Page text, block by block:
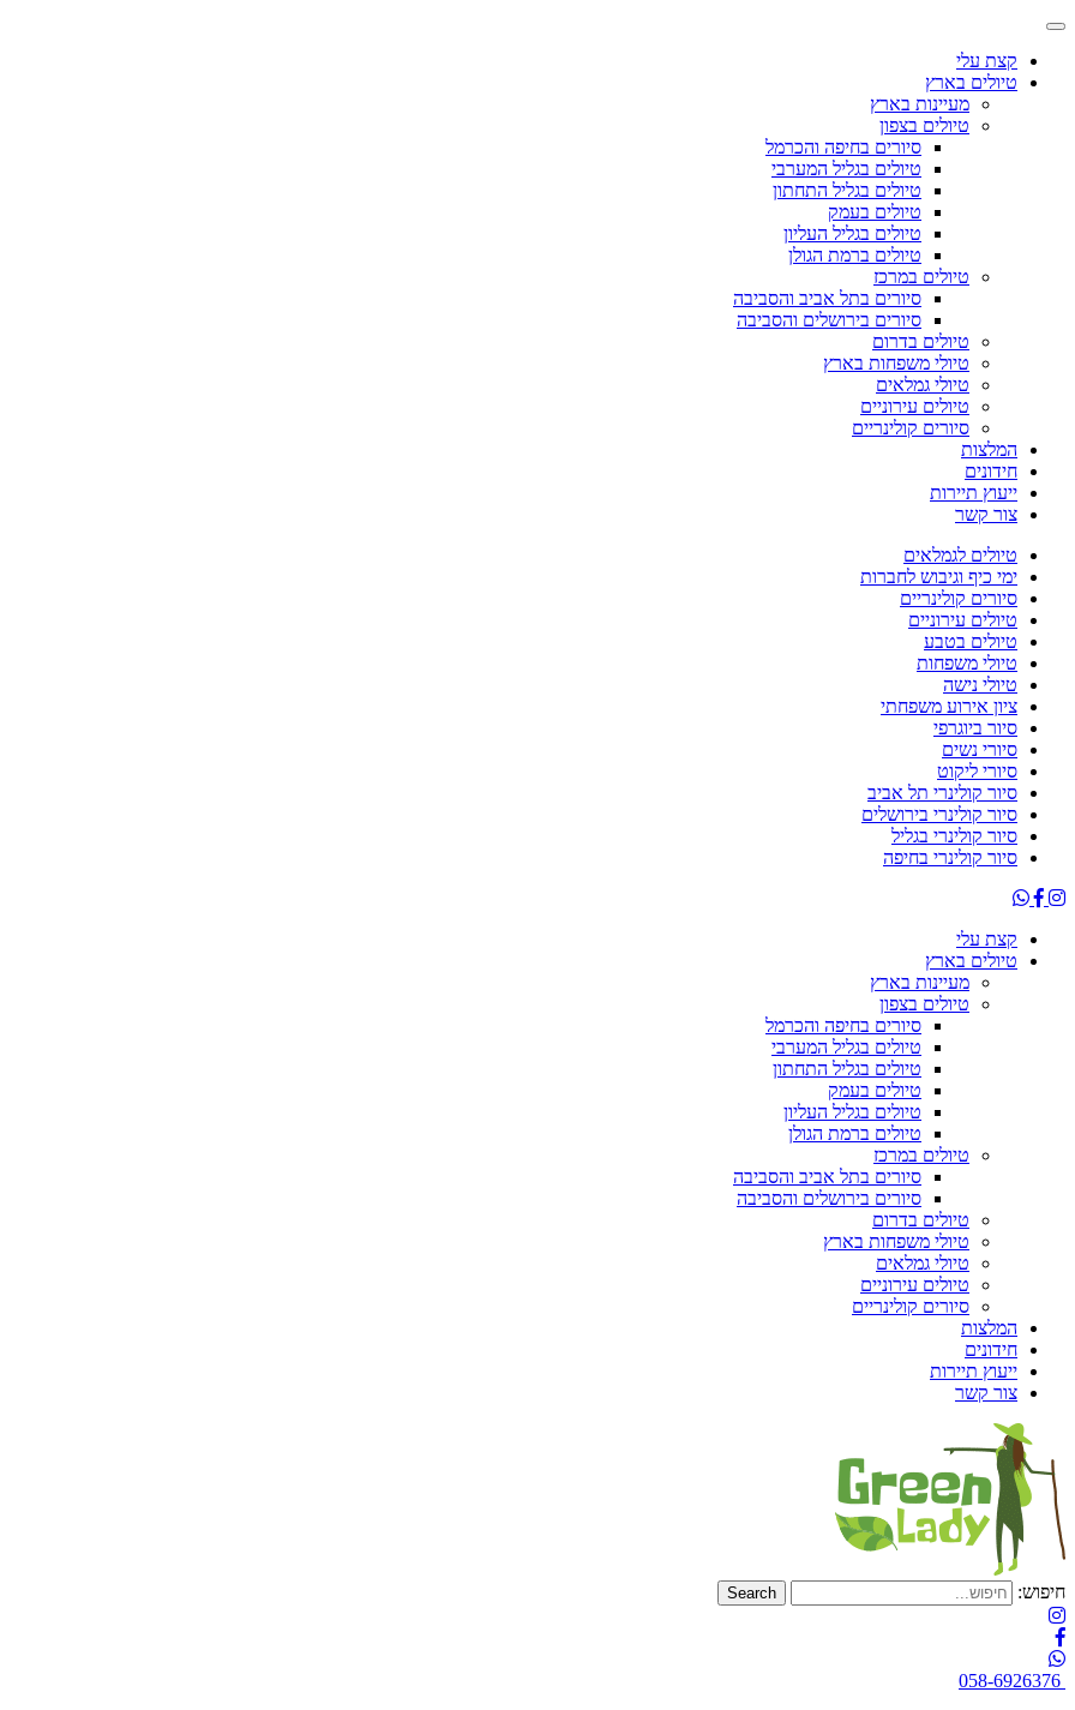
קצת עלי
טיולים בארץ
מעיינות בארץ
טיולים בצפון
סיורים בחיפה והכרמל
טיולים בגליל המערבי
טיולים בגליל התחתון
טיולים בעמק
טיולים בגליל העליון
טיולים ברמת הגולן
טיולים במרכז
סיורים בתל אביב והסביבה
סיורים בירושלים והסביבה
טיולים בדרום
טיולי משפחות בארץ
טיולי גמלאים
טיולים עירוניים
סיורים קולינריים
המלצות
חידונים
ייעוץ תיירות
צור קשר
טיולים לגמלאים
ימי כיף וגיבוש לחברות
סיורים קולינריים
טיולים עירוניים
טיולים בטבע
טיולי משפחות
טיולי נישה
ציון אירוע משפחתי
סיור ביוגרפי
סיורי נשים
סיורי ליקוט
סיור קולינרי תל אביב
סיור קולינרי בירושלים
סיור קולינרי בגליל
סיור קולינרי בחיפה
קצת עלי
טיולים בארץ
מעיינות בארץ
טיולים בצפון
סיורים בחיפה והכרמל
טיולים בגליל המערבי
טיולים בגליל התחתון
טיולים בעמק
טיולים בגליל העליון
טיולים ברמת הגולן
טיולים במרכז
סיורים בתל אביב והסביבה
סיורים בירושלים והסביבה
טיולים בדרום
טיולי משפחות בארץ
טיולי גמלאים
טיולים עירוניים
סיורים קולינריים
המלצות
חידונים
ייעוץ תיירות
צור קשר
חיפוש:
058-6926376